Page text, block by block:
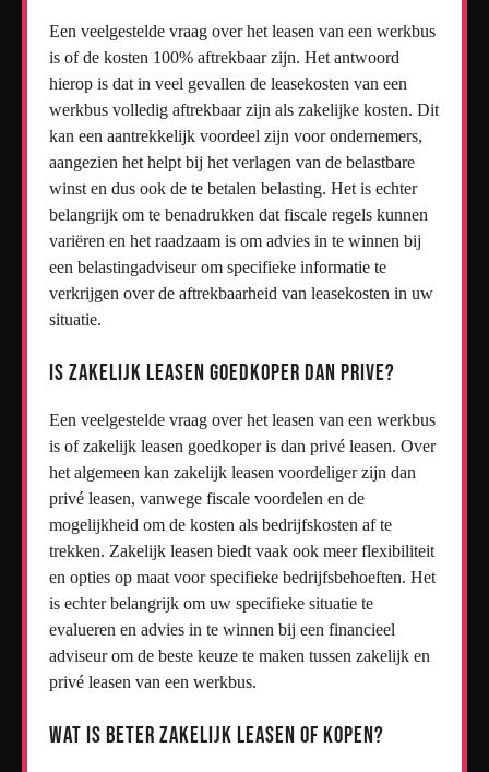
Een veelgestelde vraag over het leasen van een werkbus
is of de kosten 100% aftrekbaar zijn. Het antwoord
hierop is dat in veel gevallen de leasekosten van een
werkbus volledig aftrekbaar zijn als zakelijke kosten. Dit
kan een aantrekkelijk voordeel zijn voor ondernemers,
aangezien het helpt bij het verlagen van de belastbare
winst en dus ook de te betalen belasting. Het is echter
belangrijk om te benadrukken dat fiscale regels kunnen
variëren en het raadzaam is om advies in te winnen bij
een belastingadviseur om specifieke informatie te
verkrijgen over de aftrekbaarheid van leasekosten in uw
situatie.
Is zakelijk leasen goedkoper dan prive?
Een veelgestelde vraag over het leasen van een werkbus
is of zakelijk leasen goedkoper is dan privé leasen. Over
het algemeen kan zakelijk leasen voordeliger zijn dan
privé leasen, vanwege fiscale voordelen en de
mogelijkheid om de kosten als bedrijfskosten af te
trekken. Zakelijk leasen biedt vaak ook meer flexibiliteit
en opties op maat voor specifieke bedrijfsbehoeften. Het
is echter belangrijk om uw specifieke situatie te
evalueren en advies in te winnen bij een financieel
adviseur om de beste keuze te maken tussen zakelijk en
privé leasen van een werkbus.
Wat is beter zakelijk leasen of kopen?